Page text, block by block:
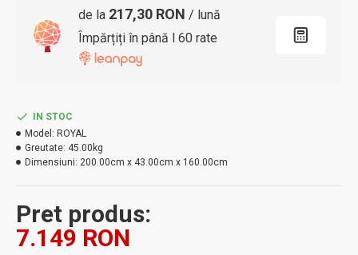
de la 217,30 RON / lună
Împărțiți în până l 60 rate
Pret produs:
7.149 RON
IN STOC
Model: ROYAL
Greutate: 45.00kg
Dimensiuni: 200.00cm x 43.00cm x 160.00cm